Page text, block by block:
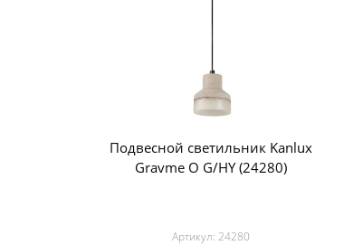
Подвесной светильник Kanlux
Gravme O G/HY (24280)
Артикул:24280